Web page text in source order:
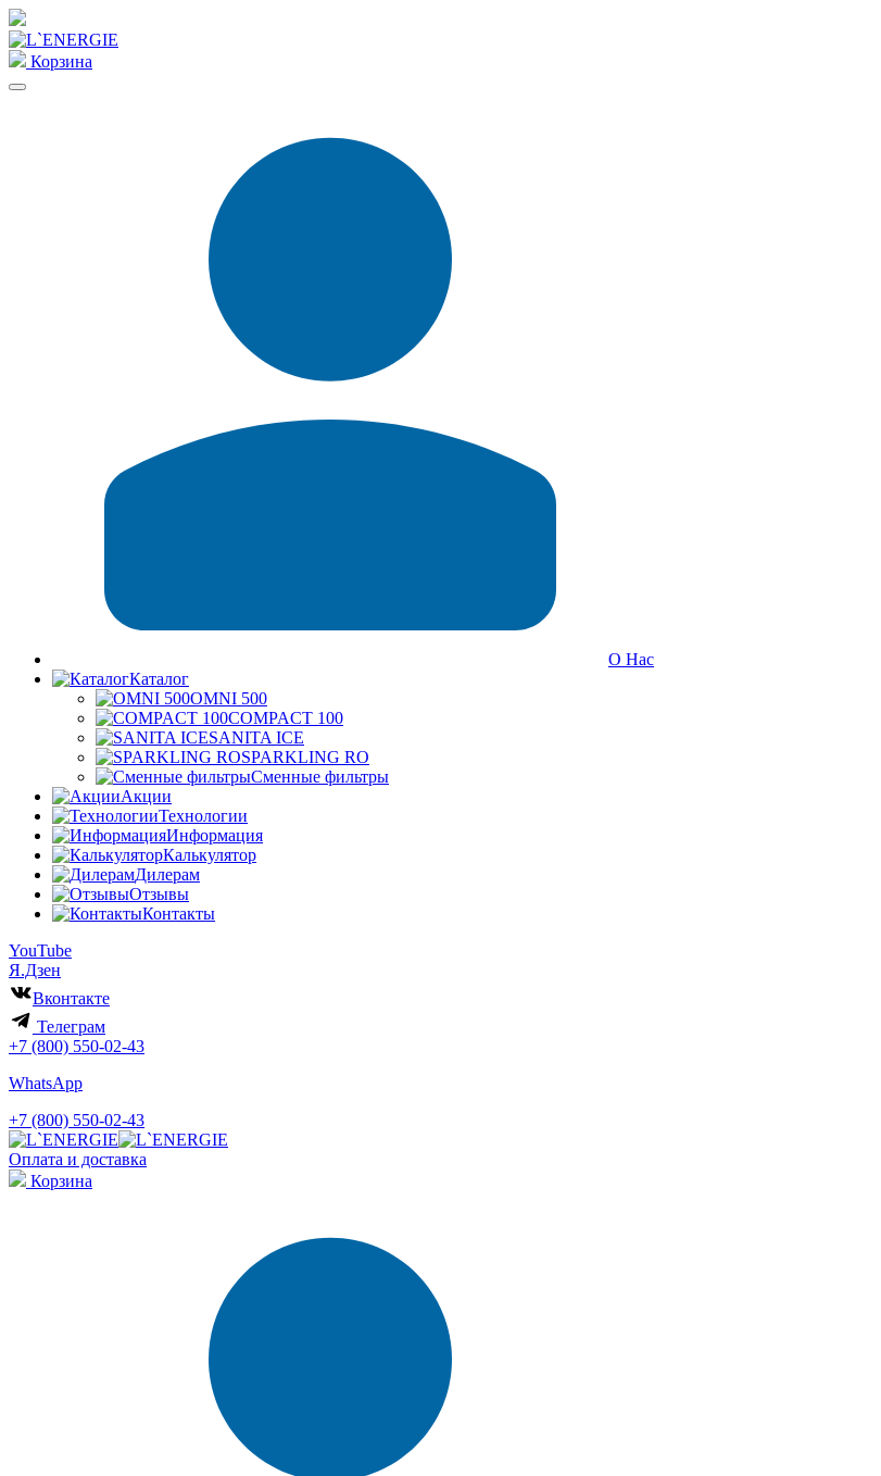
Корзина
О Нас
Каталог
OMNI 500
COMPACT 100
SANITA ICE
SPARKLING RO
Сменные фильтры
Акции
Технологии
Информация
Калькулятор
Дилерам
Отзывы
Контакты
YouTube
Я.Дзен
Вконтакте
Телеграм
+7 (800) 550-02-43
WhatsApp
+7 (800) 550-02-43
Оплата и доставка
Корзина